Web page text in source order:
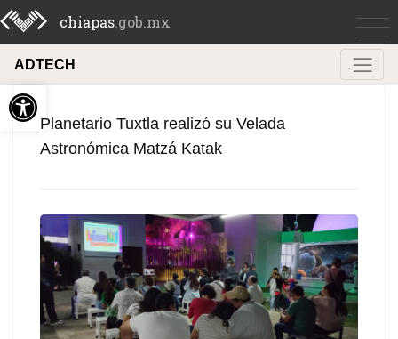
chiapas.gob.mx
ADTECH
Abrir barra de herramientas
Planetario Tuxtla realizó su Velada
Astronómica Matzá Katak